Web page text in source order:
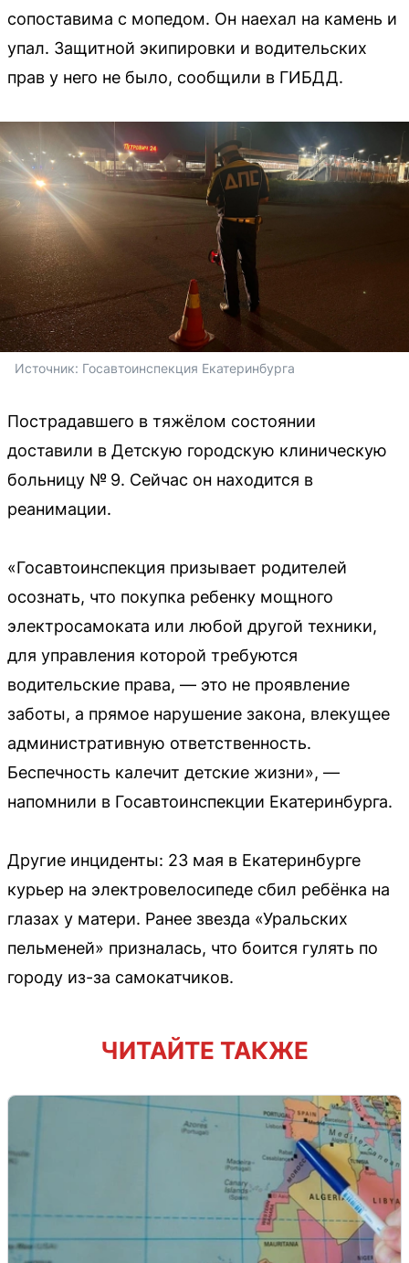
сопоставима с мопедом. Он наехал на камень и
упал. Защитной экипировки и водительских
прав у него не было, сообщили в ГИБДД.
Источник: Госавтоинспекция Екатеринбурга
Пострадавшего в тяжёлом состоянии
доставили в Детскую городскую клиническую
больницу № 9. Сейчас он находится в
реанимации.
«Госавтоинспекция призывает родителей
осознать, что покупка ребенку мощного
электросамоката или любой другой техники,
для управления которой требуются
водительские права, — это не проявление
заботы, а прямое нарушение закона, влекущее
административную ответственность.
Беспечность калечит детские жизни», —
напомнили в Госавтоинспекции Екатеринбурга.
Другие инциденты: 23 мая в Екатеринбурге
курьер на электровелосипеде сбил ребёнка на
глазах у матери. Ранее звезда «Уральских
пельменей» призналась, что боится гулять по
городу из-за самокатчиков.
ЧИТАЙТЕ ТАКЖЕ